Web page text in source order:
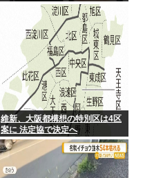
維新、大阪都構想の特別区は4区
案に 法定協で決定へ